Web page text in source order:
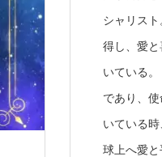
シャリス
得し、愛
いている
であり、
いている
球上へ愛